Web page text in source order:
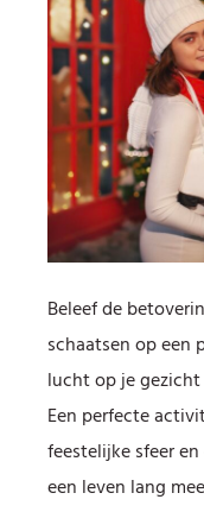
Beleef de
schaatsen op een
lucht op je
Een perfecte
feestelijke sfeer
een leven lang